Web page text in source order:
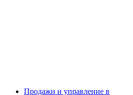
Продажи и управление в